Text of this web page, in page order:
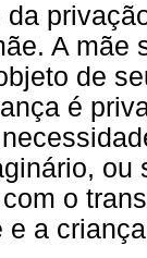
A mãe
de
é
o
e a